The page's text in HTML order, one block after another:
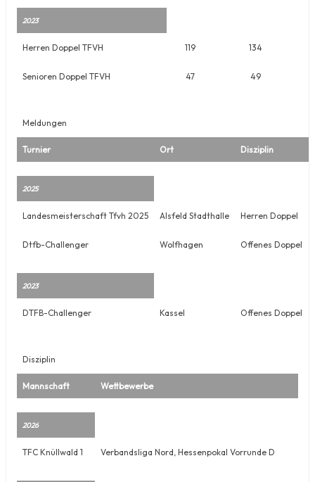
2023
Herren Doppel TFVH 119 134
Senioren Doppel TFVH 47 49
Meldungen
Turnier Ort Disziplin
2025
Landesmeisterschaft Tfvh 2025 Alsfeld Stadthalle Herren Doppel
Dtfb-Challenger Wolfhagen Offenes Doppel
2023
DTFB-Challenger Kassel Offenes Doppel
Disziplin
Mannschaft Wettbewerbe
2026
TFC Knüllwald 1 Verbandsliga Nord, Hessenpokal Vorrunde D